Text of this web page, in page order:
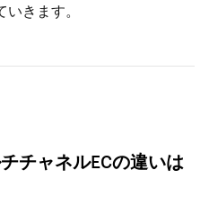
きます。
チャネルECの違いは